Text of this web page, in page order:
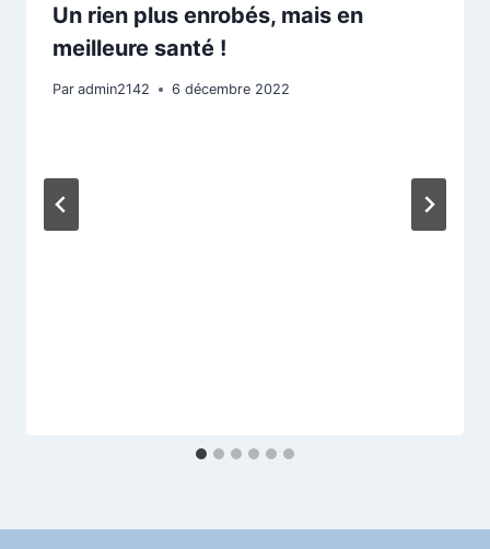
Un rien plus enrobés, mais en
meilleure santé !
Par admin2142 6 décembre 2022